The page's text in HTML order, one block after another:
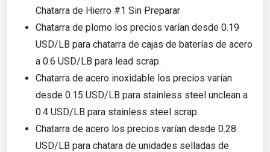
Chatarra de Hierro #1 Sin Preparar
Chatarra de plomo los precios varían desde 0.19
USD/LB para chatarra de cajas de baterías de acero
a 0.6 USD/LB para lead scrap.
Chatarra de acero inoxidable los precios varían
desde 0.15 USD/LB para stainless steel unclean a
0.4 USD/LB para stainless steel scrap.
Chatarra de acero los precios varían desde 0.28
USD/LB para chatara de unidades selladas de